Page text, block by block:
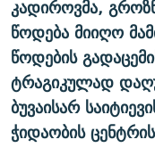
კადიროვმა,
წოდება მიიღო
წოდების
ტრაგიკულად
ბუვაისარ
ჭიდაობის